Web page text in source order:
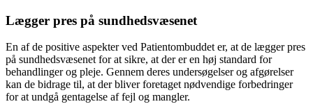
Lægger pres på sundhedsvæsenet
En af de positive aspekter ved Patientombuddet er, at de lægger pres
på sundhedsvæsenet for at sikre, at der er en høj standard for
behandlinger og pleje. Gennem deres undersøgelser og afgørelser
kan de bidrage til, at der bliver foretaget nødvendige forbedringer
for at undgå gentagelse af fejl og mangler.